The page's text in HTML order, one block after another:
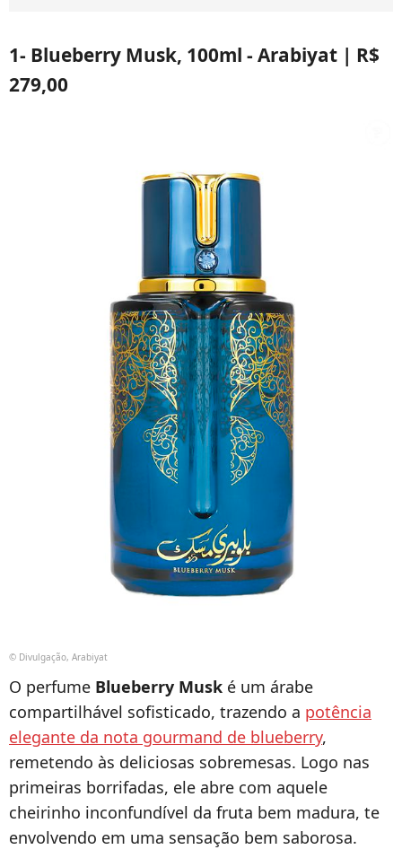
1- Blueberry Musk, 100ml - Arabiyat | R$
279,00
© Divulgação, Arabiyat
O perfume Blueberry Musk é um árabe
compartilhável sofisticado, trazendo a potência
elegante da nota gourmand de blueberry,
remetendo às deliciosas sobremesas. Logo nas
primeiras borrifadas, ele abre com aquele
cheirinho inconfundível da fruta bem madura, te
envolvendo em uma sensação bem saborosa.